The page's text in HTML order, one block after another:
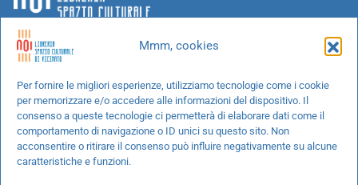
Mmm, cookies
Per fornire le migliori esperienze, utilizziamo tecnologie come i cookie
per memorizzare e/o accedere alle informazioni del dispositivo. Il
consenso a queste tecnologie ci permetterà di elaborare dati come il
comportamento di navigazione o ID unici su questo sito. Non
acconsentire o ritirare il consenso può influire negativamente su alcune
caratteristiche e funzioni.
Chi siamo
Progetti speciali
Richiedi un libro
Spedizioni